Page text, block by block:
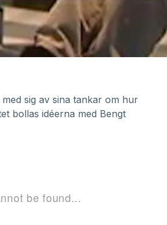
sig av sina tankar om hur
bollas idéerna med Bengt